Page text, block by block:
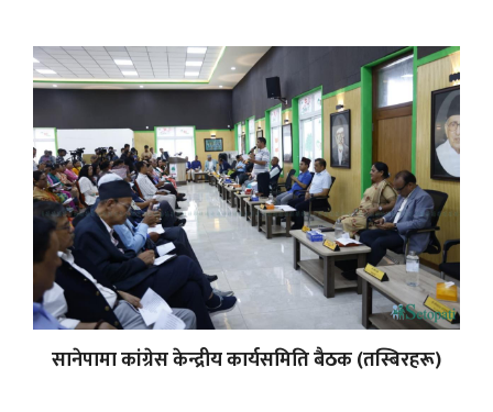
सानेपामा कांग्रेस केन्द्रीय कार्यसमिति बैठक (तस्बिरहरू)